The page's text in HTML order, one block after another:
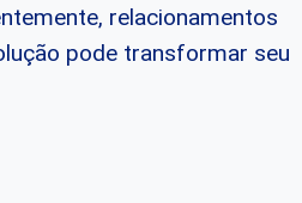
relacionamentos
pode transformar seu